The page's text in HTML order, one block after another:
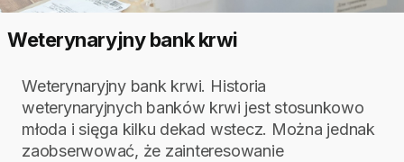
Weterynaryjny bank krwi
Weterynaryjny bank krwi. Historia
weterynaryjnych banków krwi jest stosunkowo
młoda i sięga kilku dekad wstecz. Można jednak
zaobserwować, że zainteresowanie